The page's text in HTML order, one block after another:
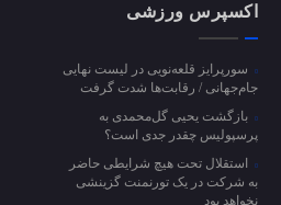
اکسپرس ورزشی
سورپرایز قلعه‌نویی در لیست نهایی
جام‌جهانی / رقابت‌ها شدت گرفت
بازگشت یحیی گل‌محمدی به
پرسپولیس چقدر جدی است؟
استقلال تحت هیچ شرایطی حاضر
به شرکت در یک تورنمنت گزینشی
نخواهد بود